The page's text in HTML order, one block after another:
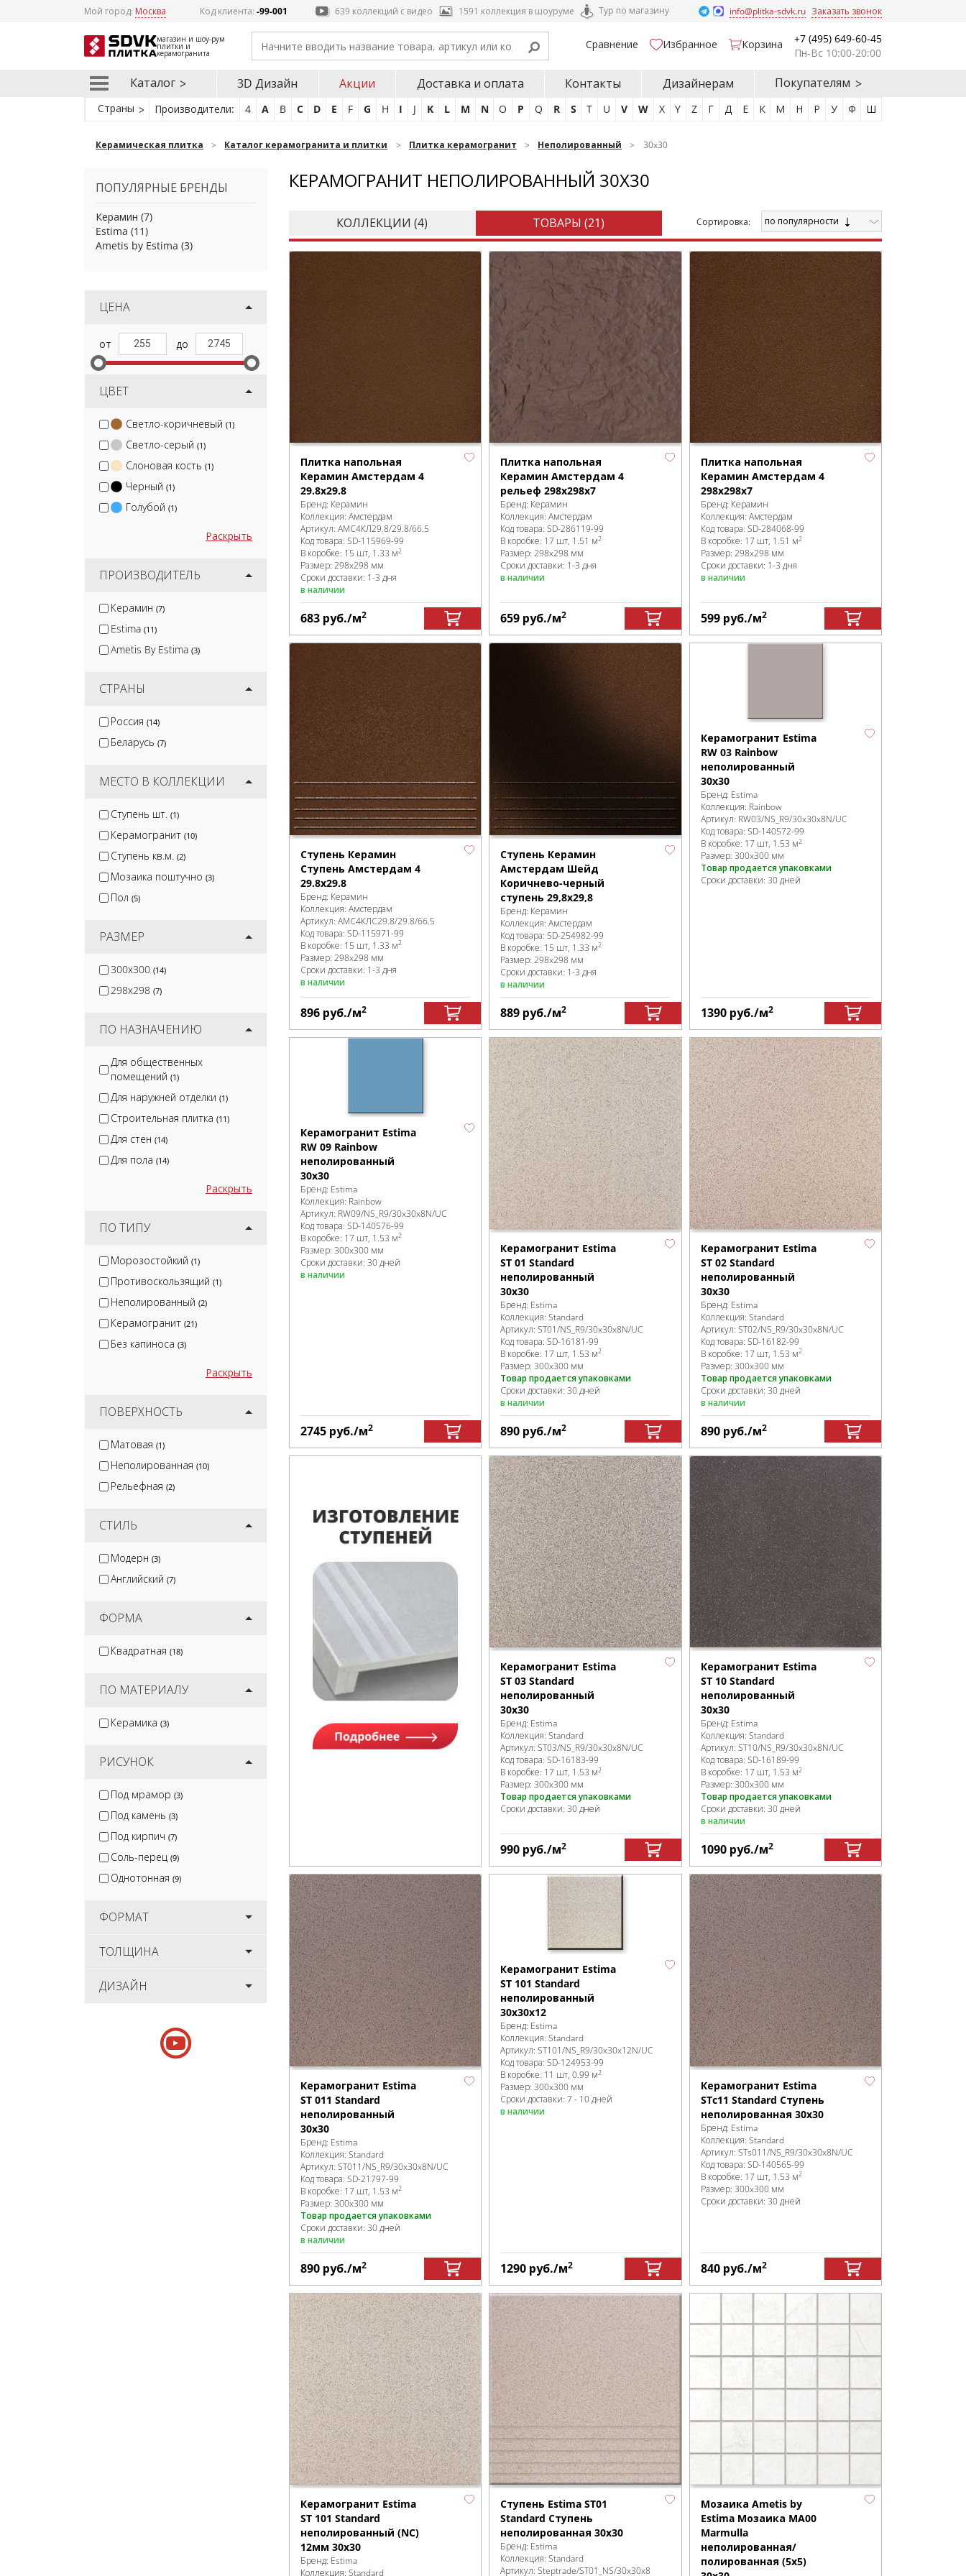
Мой город: Москва Код клиента: -99-001 639 коллекций с видео 1591 коллекция в шоуруме Тур по магазину info@plitka-sdvk.ru Заказать звонок
магазин и шоу-рум
плитки и
керамогранита
Сравнение Избранное Корзина
+7 (495) 649-60-45
Пн-Вс 10:00-20:00
Каталог 3D Дизайн Акции Доставка и оплата Контакты Дизайнерам Покупателям
Страны Производители: 4 A B C D E F G H I J K L M N O P Q R S T U V W X Y Z Г Д Е К М Н Р У Ф Ш
Керамическая плитка Каталог керамогранита и плитки Плитка керамогранит Неполированный 30x30
ПОПУЛЯРНЫЕ БРЕНДЫ
Керамин (7)
Estima (11)
Ametis by Estima (3)
ЦЕНА
ЦВЕТ
Светло-коричневый (1)
Светло-серый (1)
Слоновая кость (1)
Черный (1)
Голубой (1)
Раскрыть
ПРОИЗВОДИТЕЛЬ
Керамин (7)
Estima (11)
Ametis By Estima (3)
СТРАНЫ
Россия (14)
Беларусь (7)
МЕСТО В КОЛЛЕКЦИИ
Ступень шт. (1)
Керамогранит (10)
Ступень кв.м. (2)
Мозаика поштучно (3)
Пол (5)
РАЗМЕР
300x300 (14)
298x298 (7)
ПО НАЗНАЧЕНИЮ
Для общественных
помещений (1)
Для наружней отделки (1)
Строительная плитка (11)
Для стен (14)
Для пола (14)
Раскрыть
ПО ТИПУ
Морозостойкий (1)
Противоскользящий (1)
Неполированный (2)
Керамогранит (21)
Без капиноса (3)
Раскрыть
ПОВЕРХНОСТЬ
Матовая (1)
Неполированная (10)
Рельефная (2)
СТИЛЬ
Модерн (3)
Английский (7)
ФОРМА
Квадратная (18)
ПО МАТЕРИАЛУ
Керамика (3)
РИСУНОК
Под мрамор (3)
Под камень (3)
Под кирпич (7)
Соль-перец (9)
Однотонная (9)
ФОРМАТ
ТОЛЩИНА
ДИЗАЙН
КЕРАМОГРАНИТ НЕПОЛИРОВАННЫЙ 30Х30
КОЛЛЕКЦИИ (4) ТОВАРЫ (21) Cортировка: по популярности
Плитка напольная
Керамин Амстердам 4
29.8х29.8
Бренд: Керамин
Коллекция: Амстердам
Артикул: АМС4КЛ29.8/29.8/66.5
Код товара: SD-115969-99
В коробке: 15 шт, 1.33 м2
Размер: 298x298 мм
Сроки доставки: 1-3 дня
в наличии
683 руб./м2
Плитка напольная
Керамин Амстердам 4
рельеф 298х298х7
Бренд: Керамин
Коллекция:Амстердам
Код товара:SD-286119-99
В коробке: 17 шт, 1.51 м2
Размер:298x298 мм
Сроки доставки: 1-3 дня
в наличии
659 руб./м2
Плитка напольная
Керамин Амстердам 4
298х298х7
Бренд: Керамин
Коллекция: Амстердам
Код товара: SD-284068-99
В коробке: 17 шт, 1.51 м2
Размер: 298x298 мм
Сроки доставки: 1-3 дня
в наличии
599 руб./м2
Ступень Керамин
Ступень Амстердам 4
29.8х29.8
Бренд: Керамин
Коллекция: Амстердам
Артикул: АМС4КЛС29.8/29.8/66.5
Код товара: SD-115971-99
В коробке: 15 шт, 1.33 м2
Размер: 298x298 мм
Сроки доставки: 1-3 дня
в наличии
896 руб./м2
Ступень Керамин
Амстердам Шейд
Коричнево-черный
ступень 29,8х29,8
Бренд: Керамин
Коллекция:Амстердам
Код товара:SD-254982-99
В коробке: 15 шт, 1.33 м2
Размер:298x298 мм
Сроки доставки: 1-3 дня
в наличии
889 руб./м2
Керамогранит Estima
RW 03 Rainbow
неполированный
30х30
Бренд: Estima
Коллекция: Rainbow
Артикул: RW03/NS_R9/30x30x8N/UC
Код товара: SD-140572-99
В коробке: 17 шт, 1.53 м2
Размер: 300x300 мм
Товар продается упаковками
Сроки доставки: 30 дней
1390 руб./м2
Керамогранит Estima
RW 09 Rainbow
неполированный
30х30
Бренд: Estima
Коллекция: Rainbow
Артикул: RW09/NS_R9/30x30x8N/UC
Код товара: SD-140576-99
В коробке: 17 шт, 1.53 м2
Размер: 300x300 мм
Сроки доставки: 30 дней
в наличии
2745 руб./м2
Керамогранит Estima
ST 01 Standard
неполированный
30х30
Бренд: Estima
Коллекция:Standard
Артикул:ST01/NS_R9/30x30x8N/UC
Код товара:SD-16181-99
В коробке: 17 шт, 1.53 м2
Размер:300x300 мм
Товар продается упаковками
Сроки доставки: 30 дней
в наличии
890 руб./м2
Керамогранит Estima
ST 02 Standard
неполированный
30х30
Бренд: Estima
Коллекция: Standard
Артикул: ST02/NS_R9/30x30x8N/UC
Код товара: SD-16182-99
В коробке: 17 шт, 1.53 м2
Размер: 300x300 мм
Товар продается упаковками
Сроки доставки: 30 дней
в наличии
890 руб./м2
Керамогранит Estima
ST 03 Standard
неполированный
30х30
Бренд: Estima
Коллекция:Standard
Артикул:ST03/NS_R9/30x30x8N/UC
Код товара:SD-16183-99
В коробке: 17 шт, 1.53 м2
Размер:300x300 мм
Товар продается упаковками
Сроки доставки: 30 дней
990 руб./м2
Керамогранит Estima
ST 10 Standard
неполированный
30х30
Бренд: Estima
Коллекция: Standard
Артикул: ST10/NS_R9/30x30x8N/UC
Код товара: SD-16189-99
В коробке: 17 шт, 1.53 м2
Размер: 300x300 мм
Товар продается упаковками
Сроки доставки: 30 дней
в наличии
1090 руб./м2
Керамогранит Estima
ST 011 Standard
неполированный
30х30
Бренд: Estima
Коллекция: Standard
Артикул: ST011/NS_R9/30x30x8N/UC
Код товара: SD-21797-99
В коробке: 17 шт, 1.53 м2
Размер: 300x300 мм
Товар продается упаковками
Сроки доставки: 30 дней
в наличии
890 руб./м2
Керамогранит Estima
ST 101 Standard
неполированный
30x30x12
Бренд: Estima
Коллекция:Standard
Артикул:ST101/NS_R9/30x30x12N/UC
Код товара:SD-124953-99
В коробке: 11 шт, 0.99 м2
Размер:300x300 мм
Сроки доставки: 7 - 10 дней
в наличии
1290 руб./м2
Керамогранит Estima
STc11 Standard Ступень
неполированная 30х30
Бренд: Estima
Коллекция: Standard
Артикул: STs011/NS_R9/30x30x8N/UC
Код товара: SD-140565-99
В коробке: 17 шт, 1.53 м2
Размер: 300x300 мм
Сроки доставки: 30 дней
840 руб./м2
Керамогранит Estima
ST 101 Standard
неполированный (NC)
12мм 30x30
Бренд: Estima
Коллекция: Standard
Ступень Estima ST01
Standard Ступень
неполированная 30x30
Бренд: Estima
Коллекция:Standard
Артикул:Steptrade/ST01_NS/30x30x8
Мозаика Ametis by
Estima Мозаика MA00
Marmulla
неполированная/
полированная (5x5)